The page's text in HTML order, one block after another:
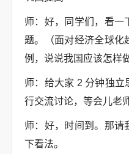
师：好，同学们，看一
题。（面对经济全球化
例，说说我国应该怎样
师：给大家 2 分钟独立
行交流讨论，等会儿老
师：好，时间到。那请
下看法。